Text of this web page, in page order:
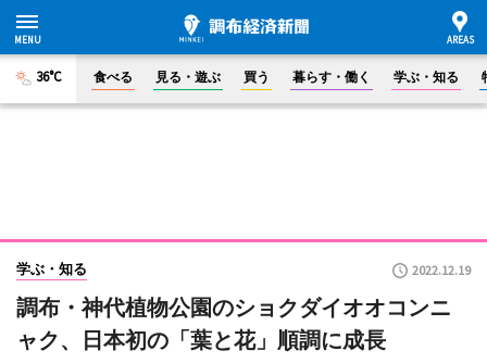
36°C 食べる 見る・遊ぶ 買う 暮らす・働く 学ぶ・知る
学ぶ・知る 2022.12.19
調布・神代植物公園のショクダイオオコンニ
ャク、日本初の「葉と花」順調に成長